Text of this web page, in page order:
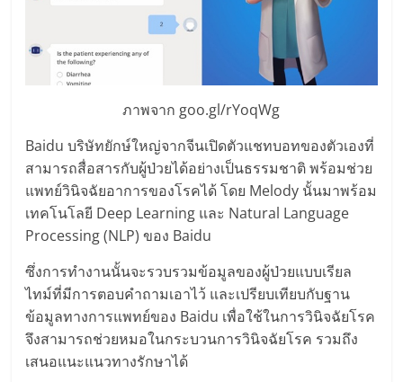
รวม
ธุรกิจ
รวม
ธุรกิจ
มอี
ไทย,
SMEs,
แฟ
รน
ไชส์,
ภาพจาก goo.gl/rYoqWg
Baidu บริษัทยักษ์ใหญ่จากจีนเปิดตัวแชทบอทของตัวเองที่
สามารถสื่อสารกับผู้ป่วยได้อย่างเป็นธรรมชาติ พร้อมช่วย
แพทย์วินิจฉัยอาการของโรคได้ โดย Melody นั้นมาพร้อม
เทคโนโลยี Deep Learning และ Natural Language
Processing (NLP) ของ Baidu
ซึ่งการทำงานนั้นจะรวบรวมข้อมูลของผู้ป่วยแบบเรียล
ไทม์ที่มีการตอบคำถามเอาไว้ และเปรียบเทียบกับฐาน
ข้อมูลทางการแพทย์ของ Baidu เพื่อใช้ในการวินิจฉัยโรค
จึงสามารถช่วยหมอในกระบวนการวินิจฉัยโรค รวมถึง
เสนอแนะแนวทางรักษาได้